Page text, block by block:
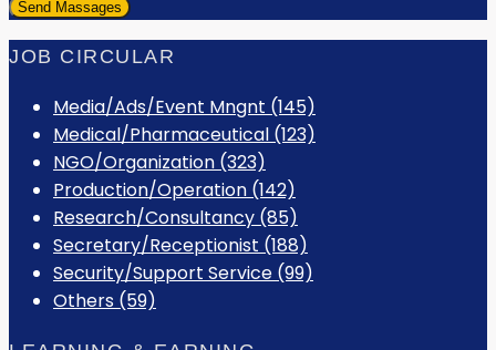
JOB CIRCULAR
Media/Ads/Event Mngnt (145)
Medical/Pharmaceutical (123)
NGO/Organization (323)
Production/Operation (142)
Research/Consultancy (85)
Secretary/Receptionist (188)
Security/Support Service (99)
Others (59)